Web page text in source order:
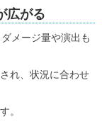
広がる
メージ量や演出も
れ、状況に合わせ
。